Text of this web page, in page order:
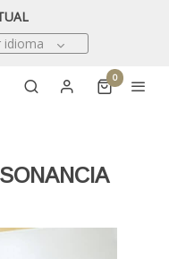
idioma
0